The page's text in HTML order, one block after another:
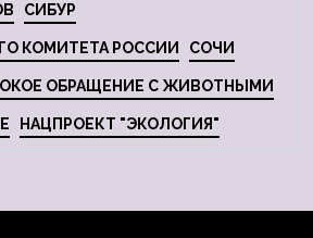
СИБУР
КОМИТЕТА РОССИИ СОЧИ
ОБРАЩЕНИЕ С ЖИВОТНЫМИ
НАЦПРОЕКТ "ЭКОЛОГИЯ"